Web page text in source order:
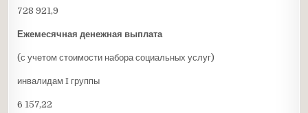
728 921,9
Ежемесячная денежная выплата
(с учетом стоимости набора социальных услуг)
инвалидам I группы
6 157,22